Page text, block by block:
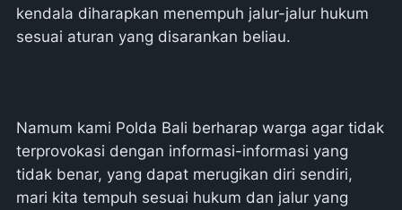
kendala diharapkan menempuh jalur-jalur hukum
sesuai aturan yang disarankan beliau.
Namum kami Polda Bali berharap warga agar tidak
terprovokasi dengan informasi-informasi yang
tidak benar, yang dapat merugikan diri sendiri,
mari kita tempuh sesuai hukum dan jalur yang